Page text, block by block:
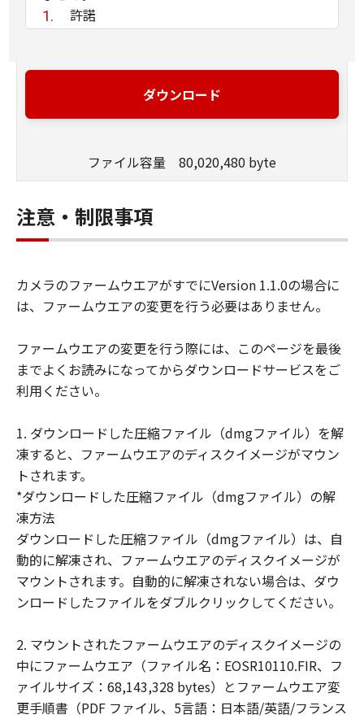
許諾
(1) お客様は、「許諾ソフトウェア」を、
（スマートフォン、タブレット端末を含
む。）を経由してインストールし、かかる
ができます。
(2) 「本契約」に明示的に定める場合を除
き、キヤノンおよびキヤノンのライセンサ
ーのいかなる知的財産権も、明示たると黙
示たるとを問わず、「本契約」によってお
りません。
(3) 「許諾ソフトウェア」には、オープン
かかるオープンソースソフトウェアに対し
ては、「本契約」のいかなる規定にもかか
わらず、キヤノンのデジタルカメラ製品の
載されたウェブページに記載されたオープ
ンソースソフトウェアの使用条件がそれぞ
れ適用されます。
(1) 「本契約」に明示的に定める場合を除
き、お客様は、「許諾ソフトウェア」を複
製、または第三者に再使用許諾、譲渡、販
売、頒布、賃貸、リースもしくは貸与する
(2) お客様は、「許諾ソフトウェア」の全
部または一部を修正、改変、翻訳、翻案、
逆コンパイル、逆アセンブル、その他リバ
ースエンジニアリング等することはできま
ダウンロード
ファイル容量 80,020,480 byte
注意・制限事項
カメラのファームウエアがすでにVersion 1.1.0の場合に
は、ファームウエアの変更を行う必要はありません。
ファームウエアの変更を行う際には、このページを最後
までよくお読みになってからダウンロードサービスをご
利用ください。
1. ダウンロードした圧縮ファイル（dmgファイル）を解
凍すると、ファームウエアのディスクイメージがマウン
トされます。
*ダウンロードした圧縮ファイル（dmgファイル）の解
凍方法
ダウンロードした圧縮ファイル（dmgファイル）は、自
動的に解凍され、ファームウエアのディスクイメージが
マウントされます。自動的に解凍されない場合は、ダウ
ンロードしたファイルをダブルクリックしてください。
2. マウントされたファームウエアのディスクイメージの
中にファームウエア（ファイル名：EOSR10110.FIR、フ
ァイルサイズ：68,143,328 bytes）とファームウエア変
更手順書（PDF ファイル、5言語：日本語/英語/フランス